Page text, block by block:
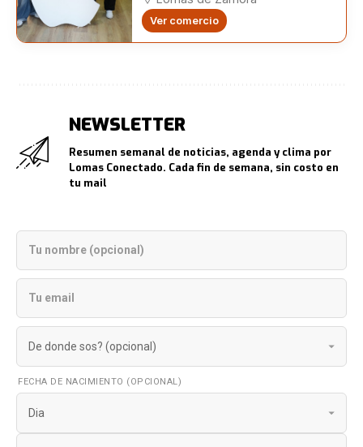
Ver comercio
NEWSLETTER
Resumen semanal de noticias, agenda y clima por
Lomas Conectado. Cada fin de semana, sin costo en
tu mail
FECHA DE NACIMIENTO (OPCIONAL)